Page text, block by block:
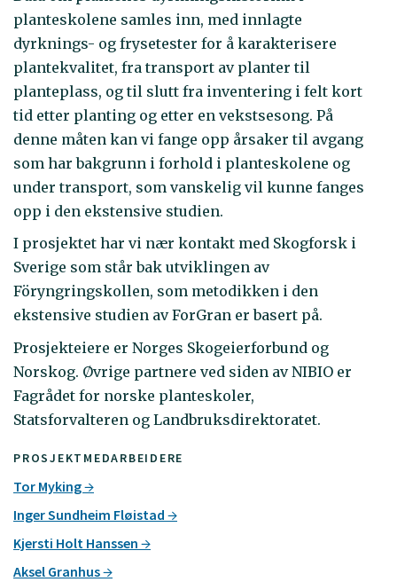
PROSJEKTMEDARBEIDERE
Tor Myking
Inger Sundheim Fløistad
Kjersti Holt Hanssen
Aksel Granhus
planteskolene samles inn, med innlagte
dyrknings- og frysetester for å karakterisere
plantekvalitet, fra transport av planter til
planteplass, og til slutt fra inventering i felt kort
tid etter planting og etter en vekstsesong. På
denne måten kan vi fange opp årsaker til avgang
som har bakgrunn i forhold i planteskolene og
under transport, som vanskelig vil kunne fanges
opp i den ekstensive studien.
I prosjektet har vi nær kontakt med Skogforsk i
Sverige som står bak utviklingen av
Föryngringskollen, som metodikken i den
ekstensive studien av ForGran er basert på.
Prosjekteiere er Norges Skogeierforbund og
Norskog. Øvrige partnere ved siden av NIBIO er
Fagrådet for norske planteskoler,
Statsforvalteren og Landbruksdirektoratet.